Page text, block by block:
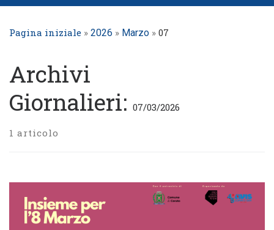
Pagina iniziale » 2026 » Marzo » 07
Archivi
Giornalieri: 07/03/2026
1 articolo